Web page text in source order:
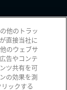
他のトラッ
直接当社に
のウェブサ
告やコンテ
ツ共有を可
の効果を測
ックする